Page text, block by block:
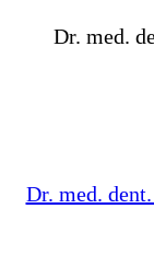
Dr. med.
Dr. med.